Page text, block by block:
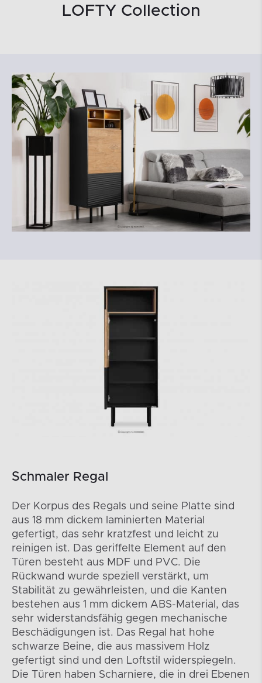
LOFTY Collection
Schmaler Regal
Der Korpus des Regals und seine Platte sind
aus 18 mm dickem laminierten Material
gefertigt, das sehr kratzfest und leicht zu
reinigen ist. Das geriffelte Element auf den
Türen besteht aus MDF und PVC. Die
Rückwand wurde speziell verstärkt, um
Stabilität zu gewährleisten, und die Kanten
bestehen aus 1 mm dickem ABS-Material, das
sehr widerstandsfähig gegen mechanische
Beschädigungen ist. Das Regal hat hohe
schwarze Beine, die aus massivem Holz
gefertigt sind und den Loftstil widerspiegeln.
Die Türen haben Scharniere, die in drei Ebenen